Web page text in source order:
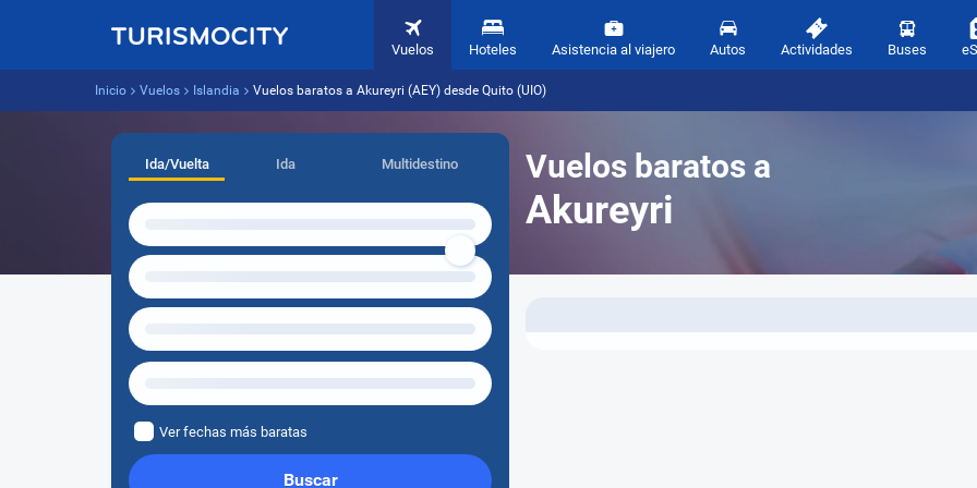
Vuelos Hoteles Asistencia al viajero Autos Actividades Buses
Inicio Vuelos Islandia Vuelos baratos a Akureyri (AEY) desde Quito (UIO)
Vuelos baratos a
Akureyri
Ida/Vuelta Ida Multidestino
Ver fechas más baratas
Buscar